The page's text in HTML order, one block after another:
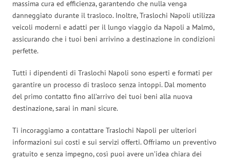
massima cura ed efficienza, garantendo che nulla venga
danneggiato durante il trasloco. Inoltre, Traslochi Napoli utilizza
veicoli moderni e adatti per il lungo viaggio da Napoli a Malmö,
assicurando che i tuoi beni arrivino a destinazione in condizioni
perfette.
Tutti i dipendenti di Traslochi Napoli sono esperti e formati per
garantire un processo di trasloco senza intoppi. Dal momento
del primo contatto fino all’arrivo dei tuoi beni alla nuova
destinazione, sarai in mani sicure.
Ti incoraggiamo a contattare Traslochi Napoli per ulteriori
informazioni sui costi e sui servizi offerti. Offriamo un preventivo
gratuito e senza impegno, così puoi avere un’idea chiara dei